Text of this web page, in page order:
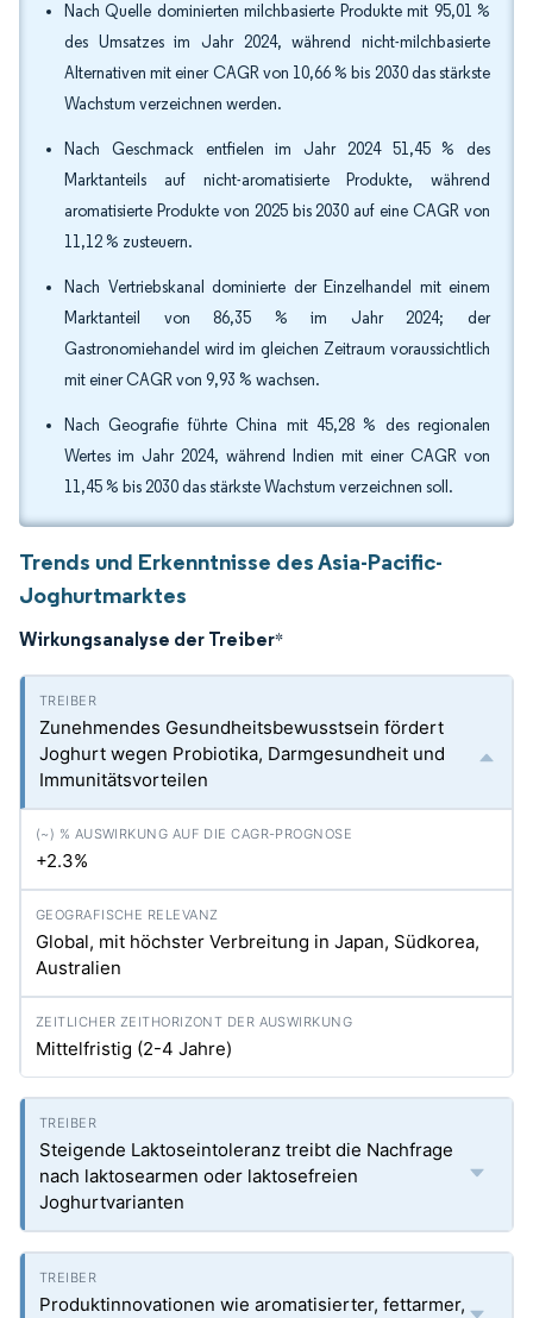
Nach Quelle dominierten milchbasierte Produkte mit 95,01 %
des Umsatzes im Jahr 2024, während nicht-milchbasierte
Alternativen mit einer CAGR von 10,66 % bis 2030 das stärkste
Wachstum verzeichnen werden.
Nach Geschmack entfielen im Jahr 2024 51,45 % des
Marktanteils auf nicht-aromatisierte Produkte, während
aromatisierte Produkte von 2025 bis 2030 auf eine CAGR von
11,12 % zusteuern.
Nach Vertriebskanal dominierte der Einzelhandel mit einem
Marktanteil von 86,35 % im Jahr 2024; der
Gastronomiehandel wird im gleichen Zeitraum voraussichtlich
mit einer CAGR von 9,93 % wachsen.
Nach Geografie führte China mit 45,28 % des regionalen
Wertes im Jahr 2024, während Indien mit einer CAGR von
11,45 % bis 2030 das stärkste Wachstum verzeichnen soll.
Trends und Erkenntnisse des Asia-Pacific-
Joghurtmarktes
Wirkungsanalyse der Treiber*
Zunehmendes Gesundheitsbewusstsein fördert
Joghurt wegen Probiotika, Darmgesundheit und
Immunitätsvorteilen
+2.3%
Global, mit höchster Verbreitung in Japan, Südkorea,
Australien
Mittelfristig (2-4 Jahre)
Steigende Laktoseintoleranz treibt die Nachfrage
nach laktosearmen oder laktosefreien
Joghurtvarianten
Produktinnovationen wie aromatisierter, fettarmer,